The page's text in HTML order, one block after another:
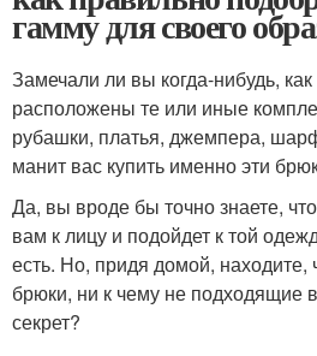
гамму для своего
Замечали ли вы когда-нибудь, как
расположены те или иные
рубашки, платья, джемпера,
манит вас купить именно эти
Да, вы вроде бы точно знаете,
вам к лицу и подойдет к той
есть. Но, придя домой,
брюки, ни к чему не подходящие
секрет?